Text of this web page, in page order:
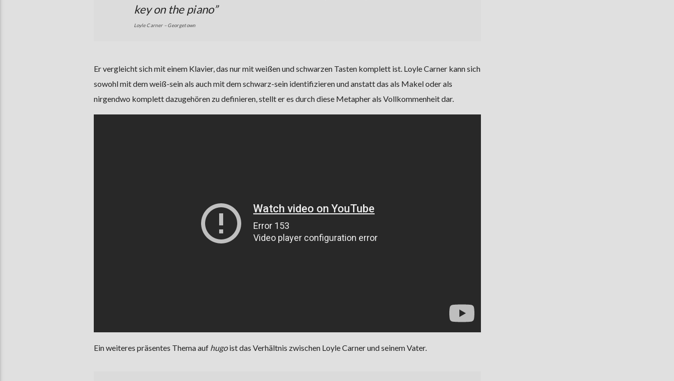
key on the piano”
Loyle Carner – Georgetown
Er vergleicht sich mit einem Klavier, das nur mit weißen und schwarzen Tasten komplett ist. Loyle Carner kann sich
sowohl mit dem weiß-sein als auch mit dem schwarz-sein identifizieren und anstatt das als Makel oder als
nirgendwo komplett dazugehören zu definieren, stellt er es durch diese Metapher als Vollkommenheit dar.
Ein weiteres präsentes Thema auf hugoist das Verhältnis zwischen Loyle Carner und seinem Vater.